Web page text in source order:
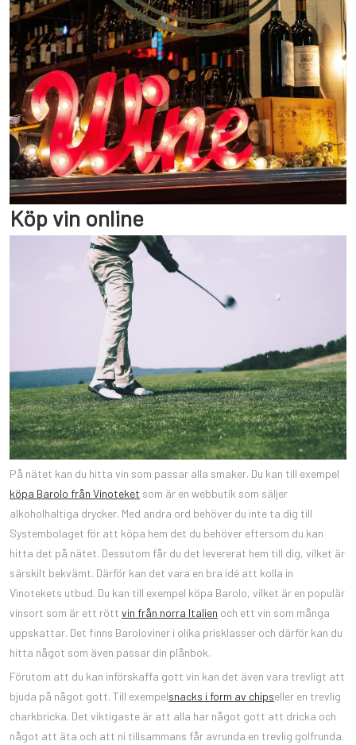
Köp vin online
På nätet kan du hitta vin som passar alla smaker. Du kan till exempel
köpa Barolo från Vinoteket som är en webbutik som säljer
alkoholhaltiga drycker. Med andra ord behöver du inte ta dig till
Systembolaget för att köpa hem det du behöver eftersom du kan
hitta det på nätet. Dessutom får du det levererat hem till dig, vilket är
särskilt bekvämt. Därför kan det vara en bra idé att kolla in
Vinotekets utbud. Du kan till exempel köpa Barolo, vilket är en populär
vinsort som är ett rött vin från norra Italien och ett vin som många
uppskattar. Det finns Baroloviner i olika prisklasser och därför kan du
hitta något som även passar din plånbok.
Förutom att du kan införskaffa gott vin kan det även vara trevligt att
bjuda på något gott. Till exempelsnacks i form av chipseller en trevlig
charkbricka. Det viktigaste är att alla har något gott att dricka och
något att äta och att ni tillsammans får avrunda en trevlig golfrunda.